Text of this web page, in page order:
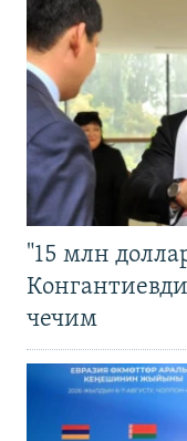
"15 млн
чечим